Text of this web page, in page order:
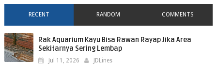
RECENT RANDOM COMMENTS
Rak Aquarium Kayu Bisa Rawan Rayap Jika Area
Sekitarnya Sering Lembap
Jul 11, 2026 JDLines